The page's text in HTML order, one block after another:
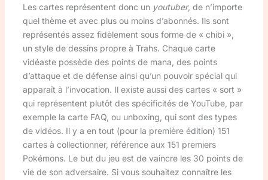
Les cartes représentent donc un youtuber, de n’importe
quel thème et avec plus ou moins d’abonnés. Ils sont
représentés assez fidèlement sous forme de « chibi »,
un style de dessins propre à Trahs. Chaque carte
vidéaste possède des points de mana, des points
d’attaque et de défense ainsi qu’un pouvoir spécial qui
apparaît à l’invocation. Il existe aussi des cartes « sort »
qui représentent plutôt des spécificités de YouTube, par
exemple la carte FAQ, ou unboxing, qui sont des types
de vidéos. Il y a en tout (pour la première édition) 151
cartes à collectionner, référence aux 151 premiers
Pokémons. Le but du jeu est de vaincre les 30 points de
vie de son adversaire. Si vous souhaitez connaître les